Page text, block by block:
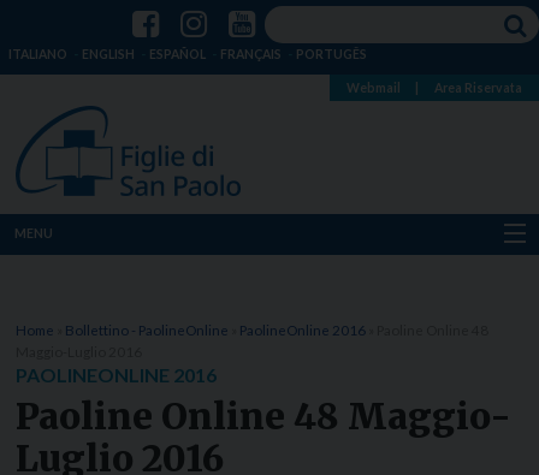
ITALIANO ENGLISH ESPAÑOL FRANÇAIS PORTUGÊS
Webmail Area Riservata
MENU
Dove siamo
Notizie
Risorse
Home Bollettino - PaolineOnline PaolineOnline 2016
PAOLINEONLINE 2016
Paoline Online 48 Maggio-
Luglio 2016